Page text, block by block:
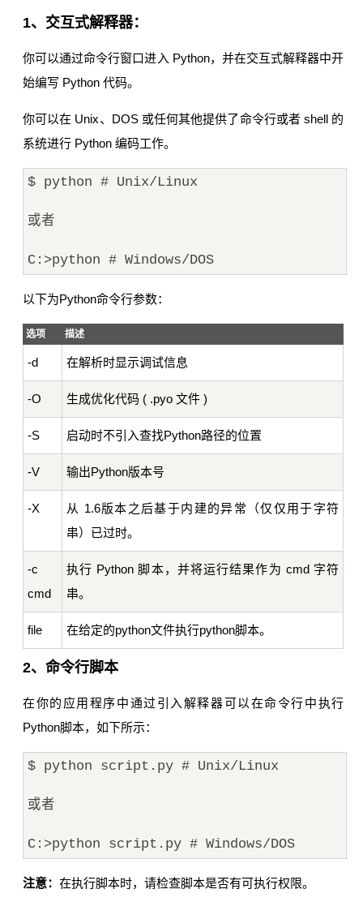
1、交互式解释器：
你可以通过命令行窗口进入 Python，并在交互式解释器中开
始编写 Python 代码。
你可以在 Unix、DOS 或任何其他提供了命令行或者 shell 的
系统进行 Python 编码工作。
$ python # Unix/Linux
或者
C:>python # Windows/DOS
以下为Python命令行参数：
选项 描述
-d 在解析时显示调试信息
-O 生成优化代码 ( .pyo 文件 )
-S 启动时不引入查找Python路径的位置
-V 输出Python版本号
-X
从 1.6版本之后基于内建的异常（仅仅用于字符
串）已过时。
-c
cmd
执行 Python 脚本，并将运行结果作为 cmd 字符
串。
file 在给定的python文件执行python脚本。
2、命令行脚本
在你的应用程序中通过引入解释器可以在命令行中执行
Python脚本，如下所示：
$ python script.py # Unix/Linux
或者
C:>python script.py # Windows/DOS
注意： 在执行脚本时，请检查脚本是否有可执行权限。